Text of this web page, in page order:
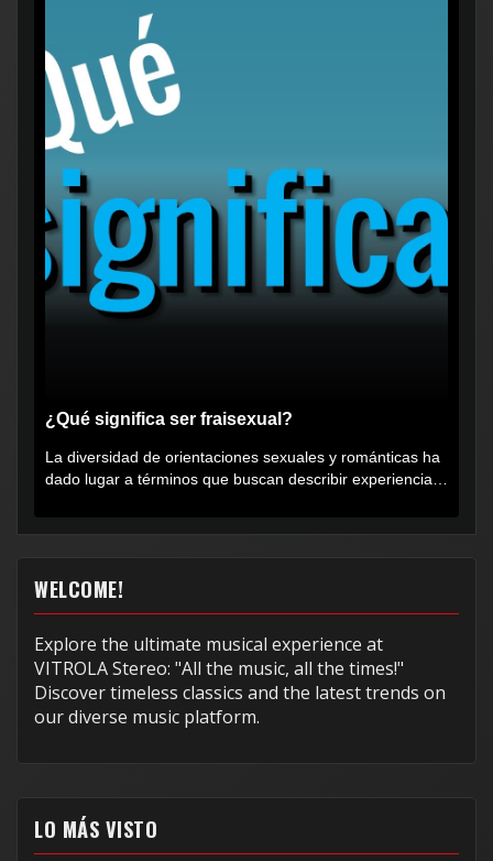
¿Qué significa ser fraisexual?
La diversidad de orientaciones sexuales y románticas ha
dado lugar a términos que buscan describir experiencias
WELCOME!
Explore the ultimate musical experience at
VITROLA Stereo: "All the music, all the times!"
Discover timeless classics and the latest trends on
our diverse music platform.
LO MÁS VISTO